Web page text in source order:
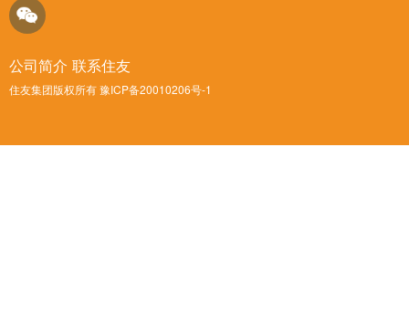
公司简介 联系住友
住友集团版权所有 豫ICP备20010206号-1